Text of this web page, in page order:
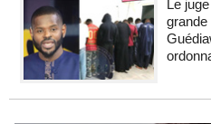
Le
grande